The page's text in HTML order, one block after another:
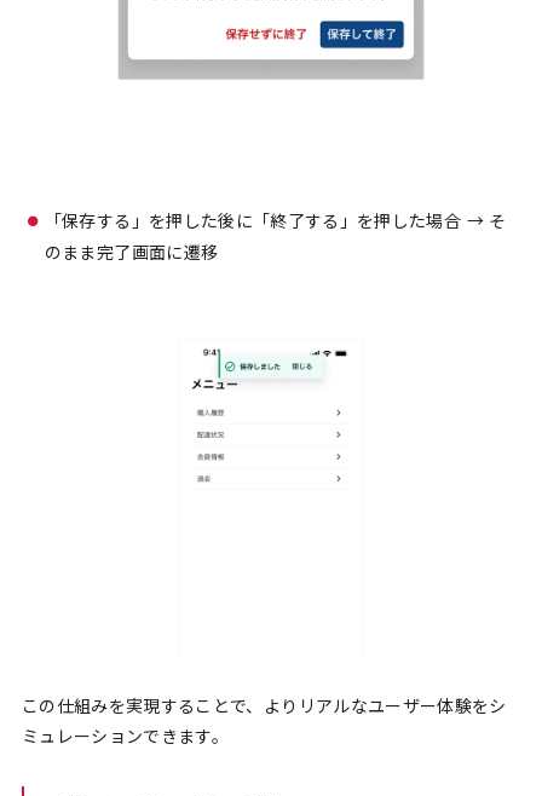
「保存する」を押した後に「終了する」を押した場合 → そ
のまま完了画面に遷移
この仕組みを実現することで、よりリアルなユーザー体験をシ
ミュレーションできます。